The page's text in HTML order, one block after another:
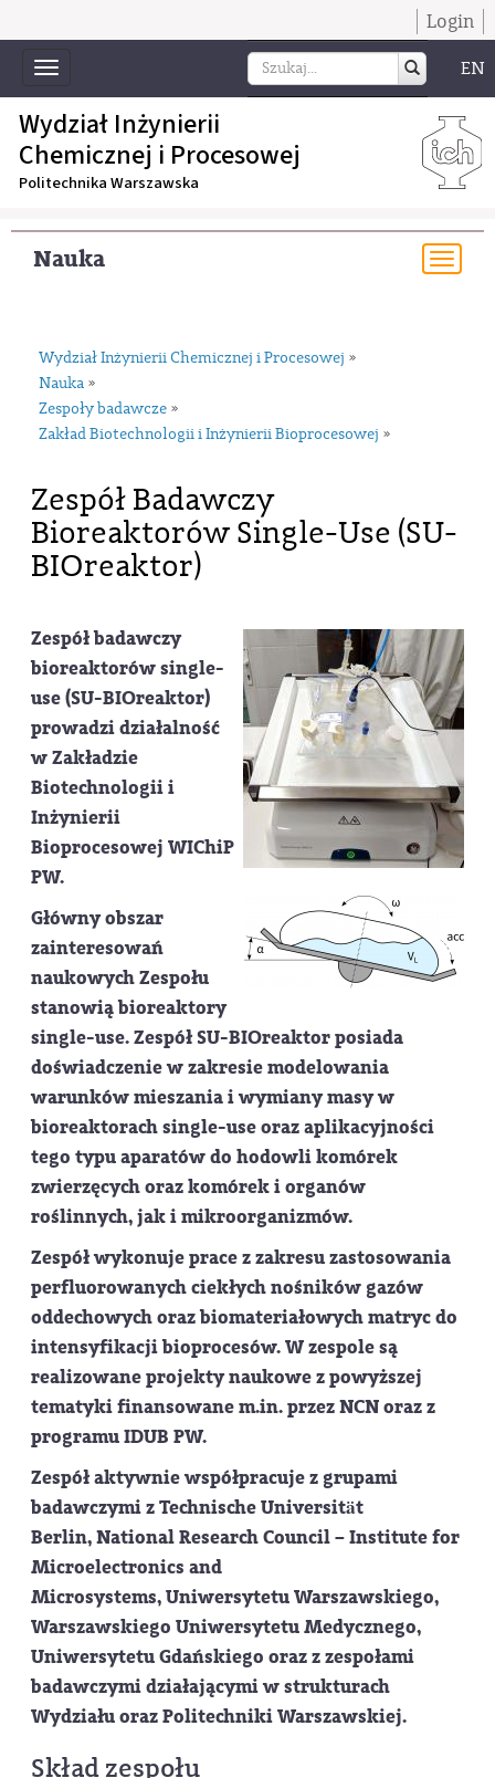
Login
Toggle
navigation
EN
Wydział Inżynierii
Chemicznej i Procesowej
Politechnika Warszawska
Nauka
Wydział Inżynierii Chemicznej i Procesowej »
Nauka »
Zespoły badawcze »
Zakład Biotechnologii i Inżynierii Bioprocesowej »
Zespół Badawczy
Bioreaktorów Single-Use (SU-
BIOreaktor)
Zespół badawczy
bioreaktorów single-
use (SU-BIOreaktor)
prowadzi działalność
w Zakładzie
Biotechnologii i
Inżynierii
Bioprocesowej WIChiP
PW.
Główny obszar
zainteresowań
naukowych Zespołu
stanowią bioreaktory
single-use. Zespół SU-BIOreaktor posiada
doświadczenie w zakresie modelowania
warunków mieszania i wymiany masy w
bioreaktorach single-use oraz aplikacyjności
tego typu aparatów do hodowli komórek
zwierzęcych oraz komórek i organów
roślinnych, jak i mikroorganizmów.
Zespół wykonuje prace z zakresu zastosowania
perfluorowanych ciekłych nośników gazów
oddechowych oraz biomateriałowych matryc do
intensyfikacji bioprocesów. W zespole są
realizowane projekty naukowe z powyższej
tematyki finansowane m.in. przez NCN oraz z
programu IDUB PW.
Zespół aktywnie współpracuje z grupami
badawczymi z Technische Universität
Berlin, National Research Council – Institute for
Microelectronics and
Microsystems, Uniwersytetu Warszawskiego,
Warszawskiego Uniwersytetu Medycznego,
Uniwersytetu Gdańskiego oraz z zespołami
badawczymi działającymi w strukturach
Wydziału oraz Politechniki Warszawskiej.
Skład zespołu